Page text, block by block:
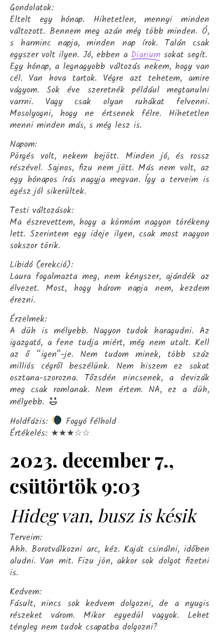
Gondolatok:
Eltelt egy hónap. Hihetetlen, mennyi minden
változott. Bennem meg azán még több minden. Ó,
s harminc napja, minden nap írok. Talán csak
egyszer volt ilyen. Jó, ebben a Diarium sokat segít.
Egy hónap, a legnagyobb változás nekem, hogy van
cél. Van hova tartok. Végre azt tehetem, amire
vágyom. Sok éve szeretnék például megtanulni
varrni. Vagy csak olyan ruhákat felvenni.
Mosolyogni, hogy ne értsenek félre. Hihetetlen
menni minden más, s még lesz is.
Napom:
Pörgés volt, nekem bejött. Minden jó, és rossz
részével. Sajnos, fizu nem jött. Más nem volt, az
egy hónapos írás nagyja megvan. Így a terveim is
egész jól sikerültek.
Testi változások:
Ma észrevettem, hogy a körmöm nagyon törékeny
lett. Szerintem egy ideje ilyen, csak most nagyon
sokszor törik.
Libidó (erekció):
Laura fogalmazta meg, nem kényszer, ajándék az
élvezet. Most, hogy három napja nem, kezdem
érezni.
Érzelmek:
A düh is mélyebb. Nagyon tudok haragudni. Az
igazgató, a fene tudja miért, még nem utalt. Kell
az ő “igen”-je. Nem tudom minek, több száz
milliós cégről beszélünk. Nem hiszem ez sokat
osztana-szorozna. Tőzsdén nincsenek, a devizák
meg csak romlanak. Nem értem. NA, ez a düh,
mélyebb.
Holdfázis:
Fogyó félhold
Értékelés: ★★★☆☆
2023. december 7.,
csütörtök 9:03
Hideg van, busz is késik
Terveim:
Ahh. Borotválkozni arc, kéz. Kaját csinálni, időben
aludni. Van mit. Fizu jön, akkor sok dolgot fizetni
is.
Kedvem:
Fásult, nincs sok kedvem dolgozni, de a nyugis
részeket várom. Mikor egyedül vagyok. Lehet
tényleg nem tudok csapatba dolgozni?